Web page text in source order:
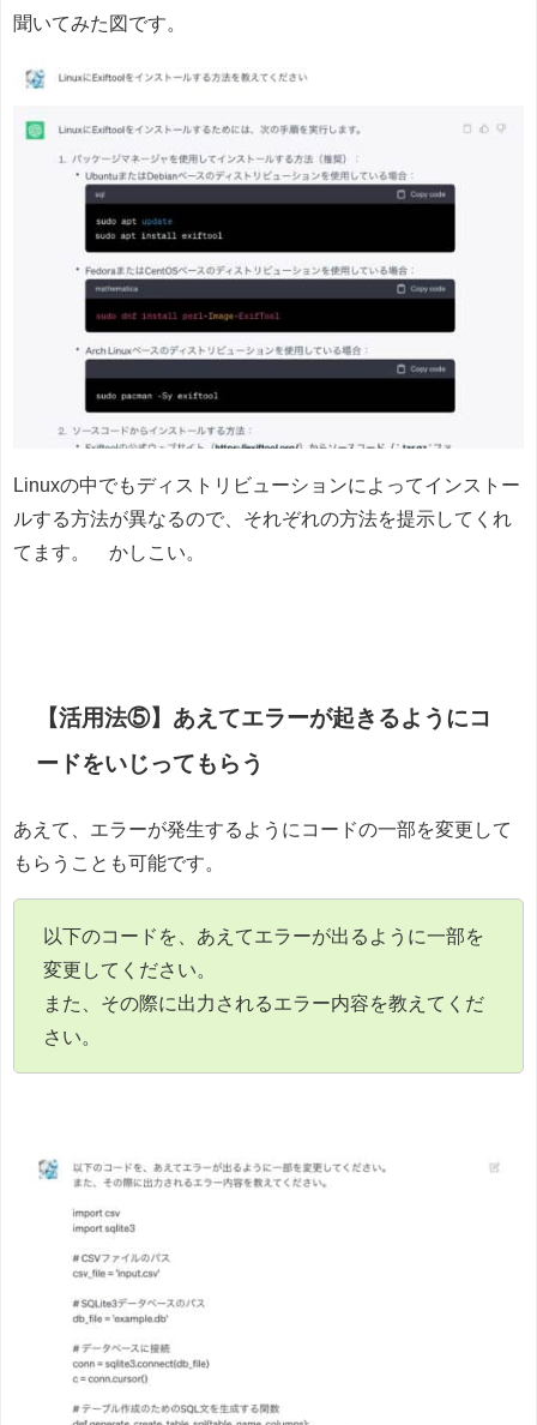
聞いてみた図です。
Linuxの中でもディストリビューションによってインストー
ルする方法が異なるので、それぞれの方法を提示してくれ
てます。 かしこい。
【活用法⑤】あえてエラーが起きるようにコ
ードをいじってもらう
あえて、エラーが発生するようにコードの一部を変更して
もらうことも可能です。
以下のコードを、あえてエラーが出るように一部を
変更してください。
また、その際に出力されるエラー内容を教えてくだ
さい。